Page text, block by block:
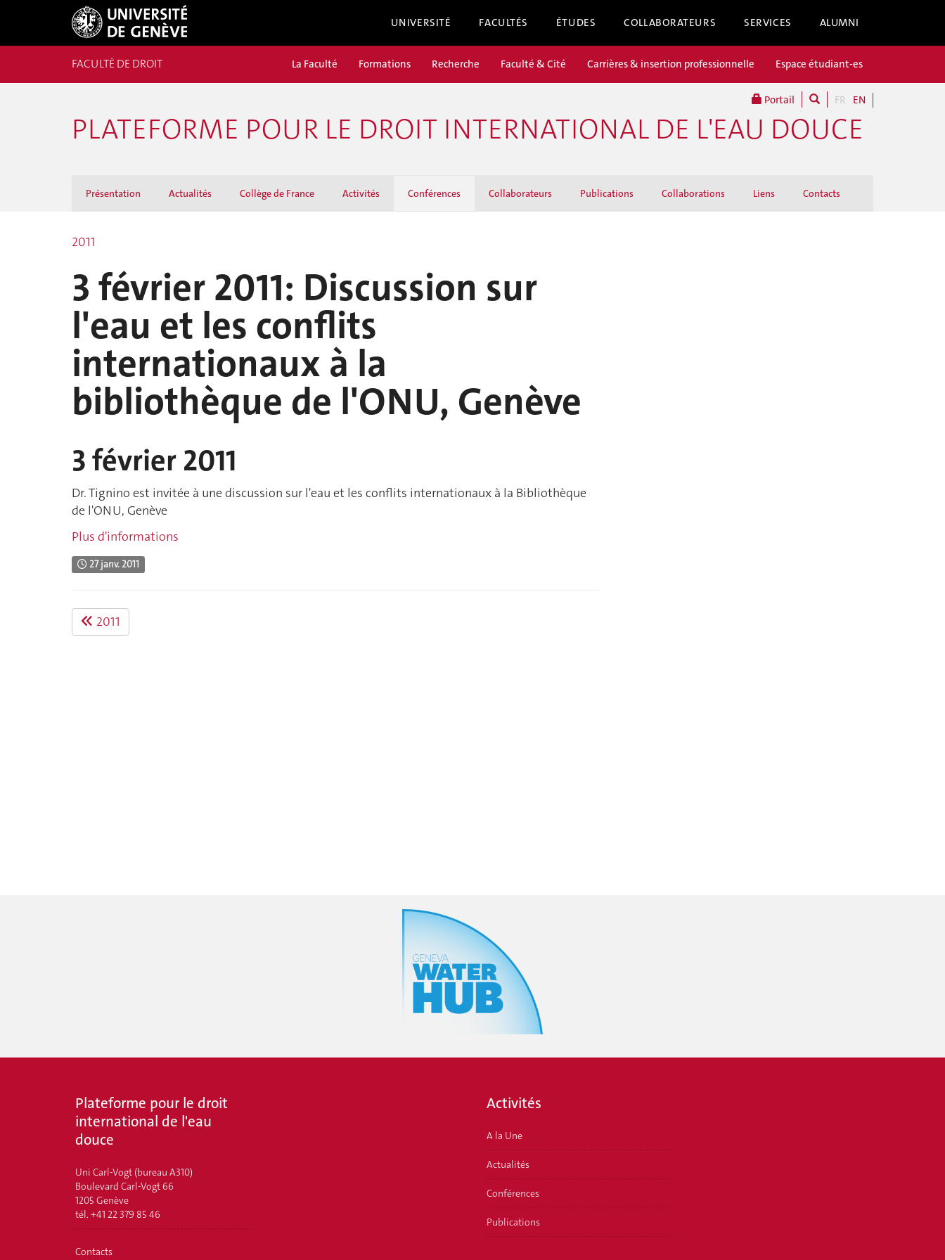
UNIVERSITÉ FACULTÉS ÉTUDES COLLABORATEURS SERVICES ALUMNI
Portail FR EN
FACULTÉ DE DROIT La Faculté Formations Recherche Faculté & Cité Carrières & insertion professionnelle Espace étudiant-es
PLATEFORME POUR LE DROIT INTERNATIONAL DE L'EAU DOUCE
Présentation Actualités Collège de France Activités Conférences Collaborateurs Publications Collaborations Liens Contacts
2011
3 février 2011: Discussion sur
l'eau et les conflits
internationaux à la
bibliothèque de l'ONU, Genève
3 février 2011
Dr. Tignino est invitée à une discussion sur l'eau et les conflits internationaux à la Bibliothèque
de l'ONU, Genève
Plus d'informations
27 janv. 2011
2011
Plateforme pour le droit
international de l'eau
douce
Uni Carl-Vogt (bureau A310)
Boulevard Carl-Vogt 66
1205 Genève
tél. +41 22 379 85 46
Contacts
Activités
A la Une
Actualités
Conférences
Publications